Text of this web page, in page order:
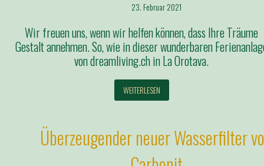
23. Februar 2021
Wir freuen uns, wenn wir helfen können, dass Ihre Träume
Gestalt annehmen. So, wie in dieser wunderbaren
von dreamliving.ch in La Orotava.
WEITERLESEN
Überzeugender neuer Wasserfilter